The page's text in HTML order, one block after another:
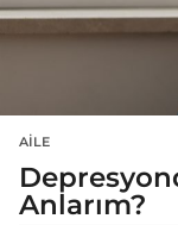
AILE
Anlarım?